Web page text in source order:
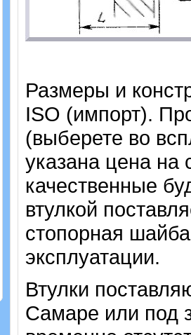
Размеры и
ISO (импорт).
(выберете во
указана цена
качественные
втулкой
стопорная
эксплуатации.
Втулки
Самаре или под